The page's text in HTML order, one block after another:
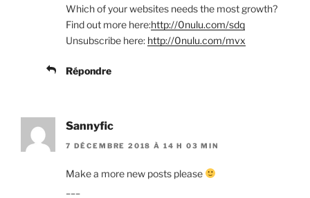
Which of your websites needs the most growth?
Find out more here:http://0nulu.com/sdq
Unsubscribe here: http://0nulu.com/mvx
Répondre
Sannyfic
7 DÉCEMBRE 2018 À 14 H 03 MIN
Make a more new posts please